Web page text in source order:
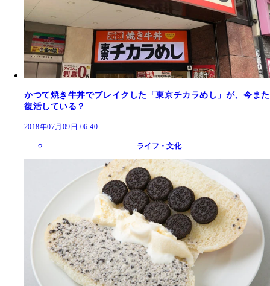
かつて焼き牛丼でブレイクした「東京チカラめし」が、今また
復活している？
2018年07月09日 06:40
ライフ・文化